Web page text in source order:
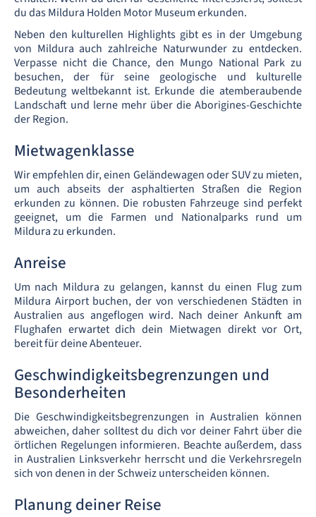
du das Mildura Holden Motor Museum erkunden.
Neben den kulturellen Highlights gibt es in der Umgebung
von Mildura auch zahlreiche Naturwunder zu entdecken.
Verpasse nicht die Chance, den Mungo National Park zu
besuchen, der für seine geologische und kulturelle
Bedeutung weltbekannt ist. Erkunde die atemberaubende
Landschaft und lerne mehr über die Aborigines-Geschichte
der Region.
Mietwagenklasse
Wir empfehlen dir, einen Geländewagen oder SUV zu mieten,
um auch abseits der asphaltierten Straßen die Region
erkunden zu können. Die robusten Fahrzeuge sind perfekt
geeignet, um die Farmen und Nationalparks rund um
Mildura zu erkunden.
Anreise
Um nach Mildura zu gelangen, kannst du einen Flug zum
Mildura Airport buchen, der von verschiedenen Städten in
Australien aus angeflogen wird. Nach deiner Ankunft am
Flughafen erwartet dich dein Mietwagen direkt vor Ort,
bereit für deine Abenteuer.
Geschwindigkeitsbegrenzungen und
Besonderheiten
Die Geschwindigkeitsbegrenzungen in Australien können
abweichen, daher solltest du dich vor deiner Fahrt über die
örtlichen Regelungen informieren. Beachte außerdem, dass
in Australien Linksverkehr herrscht und die Verkehrsregeln
sich von denen in der Schweiz unterscheiden können.
Planung deiner Reise